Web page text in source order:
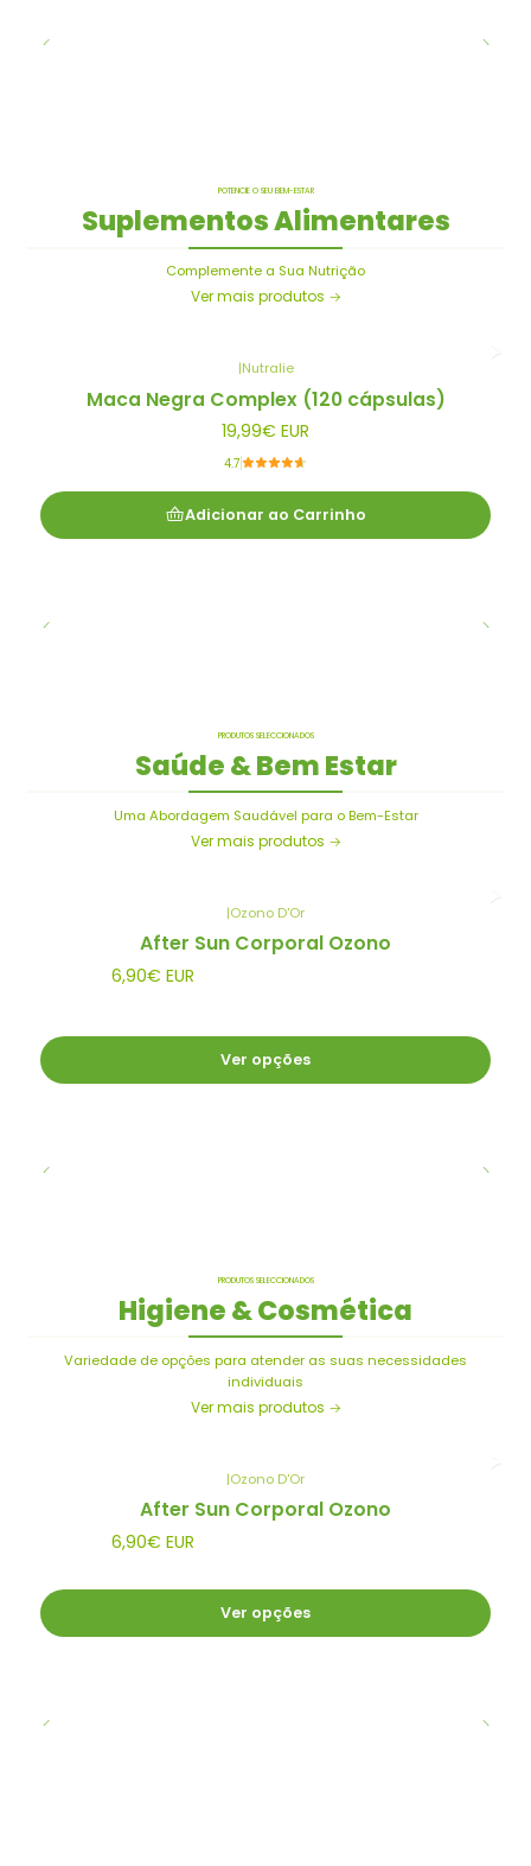
POTENCIE O SEU BEM-ESTAR
Suplementos Alimentares
Complemente a Sua Nutrição
Ver mais produtos
|Nutralie
Maca Negra Complex (120 cápsulas)
19,99€ EUR
4.7
Adicionar ao Carrinho
PRODUTOS SELECCIONADOS
Saúde & Bem Estar
Uma Abordagem Saudável para o Bem-Estar
Ver mais produtos
|Ozono D'Or
After Sun Corporal Ozono
6,90€ EUR
Ver opções
PRODUTOS SELECCIONADOS
Higiene & Cosmética
Variedade de opções para atender as suas necessidades
individuais
Ver mais produtos
|Ozono D'Or
After Sun Corporal Ozono
6,90€ EUR
Ver opções